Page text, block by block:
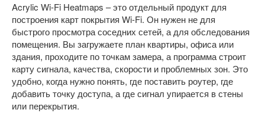
Acrylic Wi-Fi Heatmaps – это отдельный продукт для
построения карт покрытия Wi-Fi. Он нужен не для
быстрого просмотра соседних сетей, а для обследования
помещения. Вы загружаете план квартиры, офиса или
здания, проходите по точкам замера, а программа строит
карту сигнала, качества, скорости и проблемных зон. Это
удобно, когда нужно понять, где поставить роутер, где
добавить точку доступа, а где сигнал упирается в стены
или перекрытия.